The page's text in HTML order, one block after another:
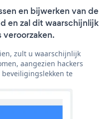
en bijwerken van de
en zal dit waarschijnlijk
zult u waarschijnlijk
aangezien hackers
beveiligingslekken te